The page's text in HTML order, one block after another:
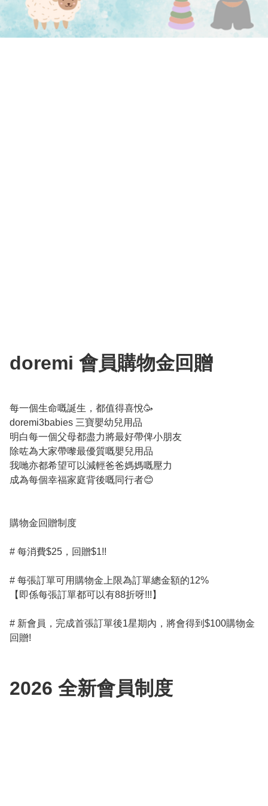
doremi 會員購物金回贈
每一個生命嘅誕生，都值得喜悅🥳
doremi3babies 三寶嬰幼兒用品
明白每一個父母都盡力將最好帶俾小朋友
除咗為大家帶嚟最優質嘅嬰兒用品
我哋亦都希望可以減輕爸爸媽媽嘅壓力
成為每個幸福家庭背後嘅同行者😊
購物金回贈制度
# 每消費$25，回贈$1!!
# 每張訂單可用購物金上限為訂單總金額的12%
【即係每張訂單都可以有88折呀!!!】
# 新會員，完成首張訂單後1星期內，將會得到$100購物金
回贈!
2026 全新會員制度